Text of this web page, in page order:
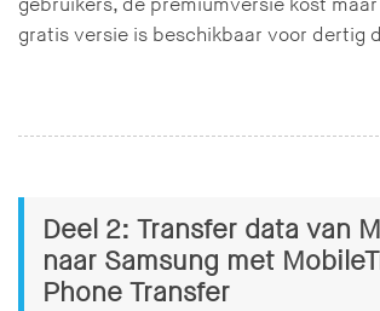
gebruikers, de premiumversie kost
gratis versie is beschikbaar voor dertig
Deel 2: Transfer data van
naar Samsung met
Phone Transfer